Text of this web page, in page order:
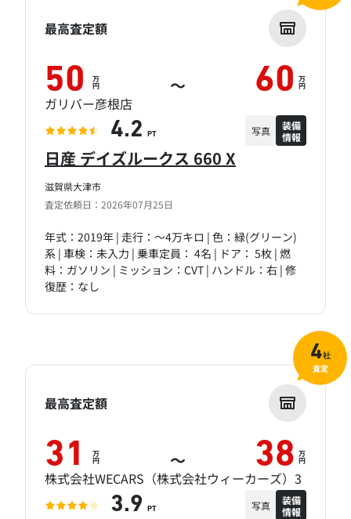
滋賀県大津市
査定依頼日：2026年07月25日
日産 デイズルークス 660 X
年式：2019年 | 走行：～4万キロ | 色：緑(グリーン)
系 | 車検：未入力 | 乗車定員： 4名 | ドア： 5枚 | 燃
料：ガソリン | ミッション：CVT | ハンドル：右 | 修
復歴：なし
最高査定額
50 万
円 ～ 60 万
円
ガリバー彦根店
4.2 PT 写真
装備
情報
最高査定額
31 万
円 ～ 38 万
円
株式会社WECARS（株式会社ウィーカーズ）3
3.9 PT 写真
装備
情報
4社
査定